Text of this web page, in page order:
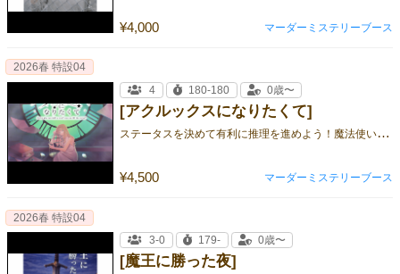
¥4,000 マーダーミステリーブース
[アクルックスになりたくて]
ス
テータスを決めて有利に推理を進めよう！魔法使いのタマゴたちのストーリー
¥4,500
2026春 特設04
4
180-180 0歳〜
マーダーミステリーブース
[魔王に勝った夜]
2026春 特設04
3-0
179- 0歳〜